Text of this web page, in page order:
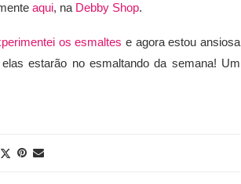
aqui, na Debby Shop.
os esmaltese agora estou ansiosa
estarão no esmaltando da semana! Um